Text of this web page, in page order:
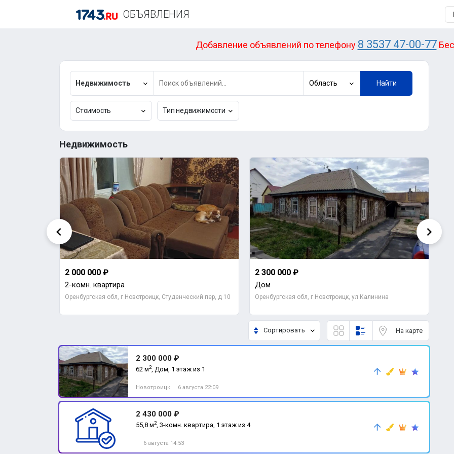
ОБЪЯВЛЕНИЯ
Добавление объявлений по телефону 8 3537 47-00-77
Недвижимость Область Найти
Стоимость Тип недвижимости
Недвижимость
2 000 000 ₽
2-комн. квартира
Оренбургская обл, г Новотроицк, Студенческий пер, д 10
2 300 000 ₽
Дом
Оренбургская обл, г Новотроицк, ул Калинина
Сортировать На карте
2 300 000 ₽
62 м2, Дом, 1 этаж из 1
Новотроицк 6 августа 22:09
2 430 000 ₽
55,8 м2, 3-комн. квартира, 1 этаж из 4
6 августа 14:53